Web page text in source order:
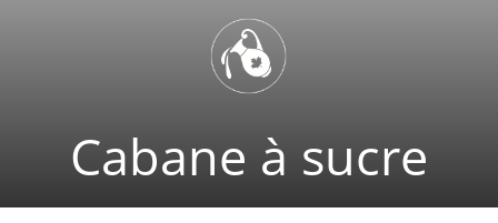
Cabane à sucre